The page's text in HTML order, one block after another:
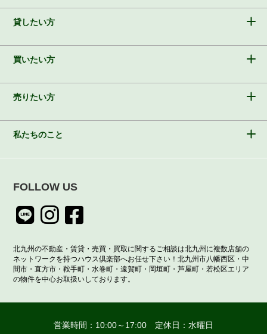
貸したい方
買いたい方
売りたい方
私たちのこと
FOLLOW US
北九州の不動産・賃貸・売買・買取に関するご相談は北九州に複数店舗の
ネットワークを持つハウス倶楽部へお任せ下さい！北九州市八幡西区・中
間市・直方市・鞍手町・水巻町・遠賀町・岡垣町・芦屋町・若松区エリア
の物件を中心お取扱いしております。
営業時間：10:00～17:00 定休日：水曜日